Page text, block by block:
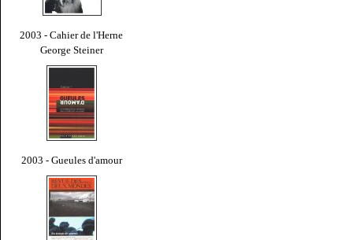
2003 - Cahier de l'Herne
George Steiner
2003 - Gueules d'amour